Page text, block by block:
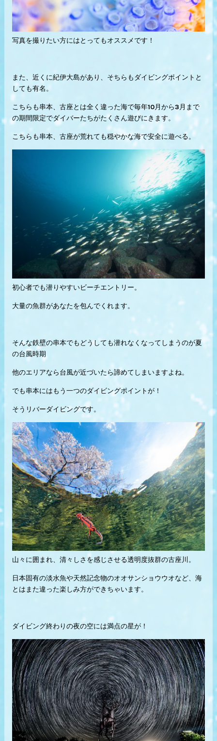
写真を撮りたい方にはとってもオススメです！
また、近くに紀伊大島があり、そちらもダイビングポイントと
しても有名。
こちらも串本、古座とは全く違った海で毎年10月から3月まで
の期間限定でダイバーたちがたくさん遊びにきます。
こちらも串本、古座が荒れても穏やかな海で安全に遊べる。
初心者でも潜りやすいビーチエントリー。
大量の魚群があなたを包んでくれます。
そんな鉄壁の串本でもどうしても潜れなくなってしまうのが夏
の台風時期
他のエリアなら台風が近づいたら諦めてしまいますよね。
でも串本にはもう一つのダイビングポイントが！
そうリバーダイビングです。
山々に囲まれ、清々しさを感じさせる透明度抜群の古座川。
日本固有の淡水魚や天然記念物のオオサンショウウオなど、海
とはまた違った楽しみ方ができちゃいます。
ダイビング終わりの夜の空には満点の星が！